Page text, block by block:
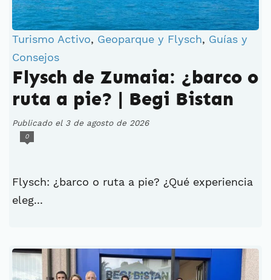
Turismo Activo, Geoparque y Flysch, Guías y
Consejos
Flysch de Zumaia: ¿barco o
ruta a pie? | Begi Bistan
Publicado el 3 de agosto de 2026
0
Flysch: ¿barco o ruta a pie? ¿Qué experiencia
eleg...